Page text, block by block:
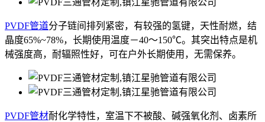
PVDF管道分子链间排列紧密，有较强的氢键，天性耐燃，结
晶度65%~78%，长期使用温度－40～150℃。其突出特点是机
械强度高，耐辐照性好，可在户外长期使用，无需保养。
PVDF管材耐化学特性，室温下不被酸、碱强氧化剂、卤素所